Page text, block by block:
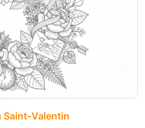
Saint-Valentin